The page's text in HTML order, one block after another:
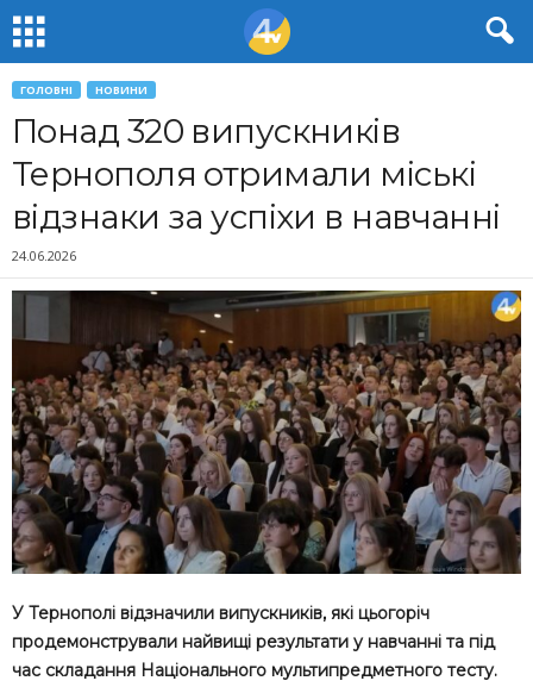
ГОЛОВНІ НОВИНИ
Понад 320 випускників
Тернополя отримали міські
відзнаки за успіхи в навчанні
24.06.2026
У Тернополі відзначили випускників, які цьогоріч
продемонстрували найвищі результати у навчанні та під
час складання Національного мультипредметного тесту.